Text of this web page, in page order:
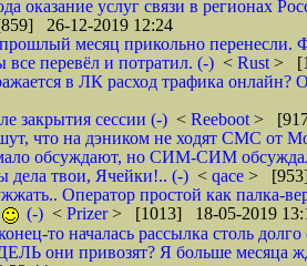
оказание услуг связи в регионах
26-12-2019 12:24
месяц прикольно
перевёл и потратил. (-) < Rust >
в ЛК расход трафика
закрытия сессии (-) < Reeboot >
что на дэником не ходят СМС от
обсуждают, но СИМ-СИМ
дела твои, Ячейки!.. (-) < qace > [953]
Оператор простой как палка-
(-) < Prizer> [1013] 18-05-2019
то началась рассылка столь
они привозят? Я больше месяца